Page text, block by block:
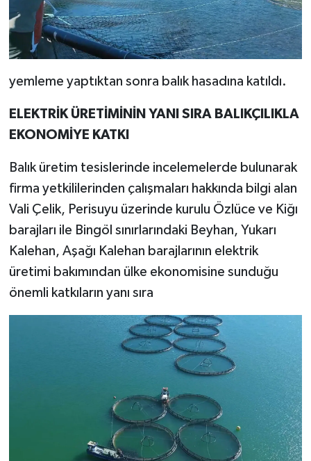
yemleme yaptıktan sonra balık hasadına katıldı.
ELEKTRİK ÜRETİMİNİN YANI SIRA BALIKÇILIKLA
EKONOMİYE KATKI
Balık üretim tesislerinde incelemelerde bulunarak
firma yetkililerinden çalışmaları hakkında bilgi alan
Vali Çelik, Perisuyu üzerinde kurulu Özlüce ve Kiğı
barajları ile Bingöl sınırlarındaki Beyhan, Yukarı
Kalehan, Aşağı Kalehan barajlarının elektrik
üretimi bakımından ülke ekonomisine sunduğu
önemli katkıların yanı sıra